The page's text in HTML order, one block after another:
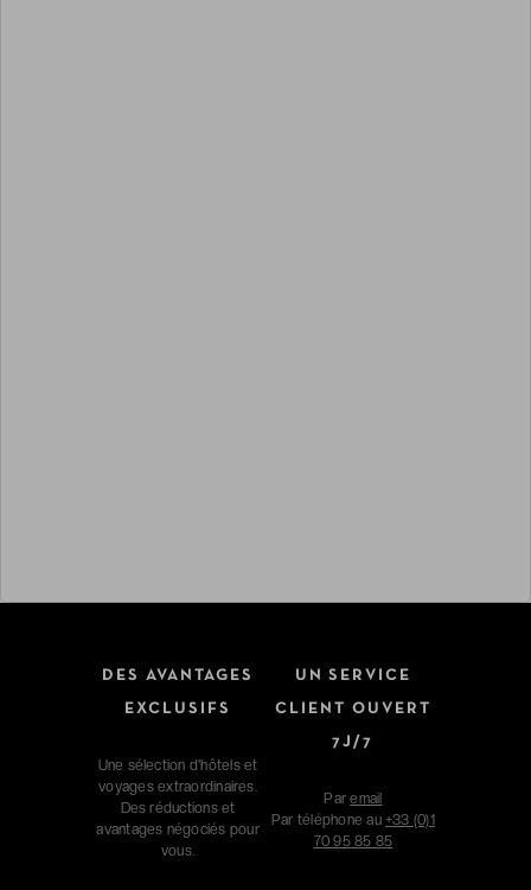
DES AVANTAGES
EXCLUSIFS
Une sélection d'hôtels et
voyages extraordinaires.
Des réductions et
avantages négociés pour
vous.
UN SERVICE
CLIENT OUVERT
7J/7
Paremail
Par téléphone au +33 (0)1
70 95 85 85